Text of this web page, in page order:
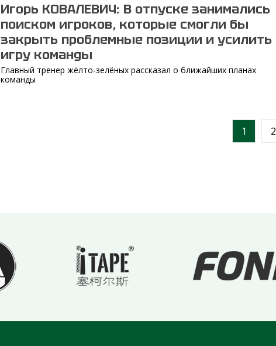
Игорь КОВАЛЕВИЧ: В отпуске занимались
поиском игроков, которые смогли бы
закрыть проблемные позиции и усилить
игру команды
Главный тренер жёлто-зелёных рассказал о ближайших планах
команды
1 2